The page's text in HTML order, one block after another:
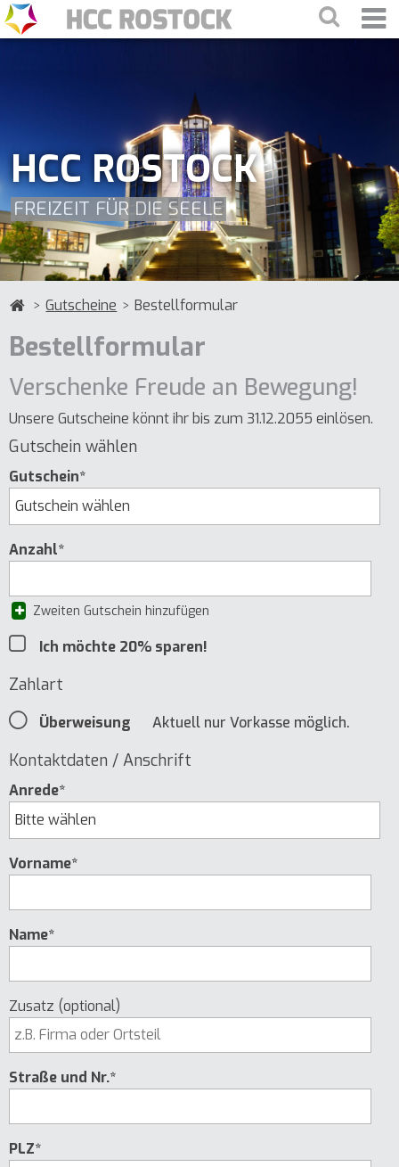
HCC ROSTOCK
FREIZEIT FÜR DIE SEELE
Gutscheine Bestellformular
Bestellformular
Verschenke Freude an Bewegung!
Unsere Gutscheine könnt ihr bis zum 31.12.2055 einlösen.
Gutschein wählen
Gutschein*
Anzahl*
Zweiten Gutschein hinzufügen
Ich möchte 20% sparen!
Zahlart
Überweisung Aktuell nur Vorkasse möglich.
Kontaktdaten / Anschrift
Anrede*
Vorname*
Name*
Zusatz (optional)
Straße und Nr.*
PLZ*